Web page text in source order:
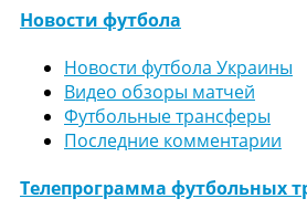
Новости футбола
Новости футбола Украины
Видео обзоры матчей
Футбольные трансферы
Последние комментарии
Телепрограмма футбольных